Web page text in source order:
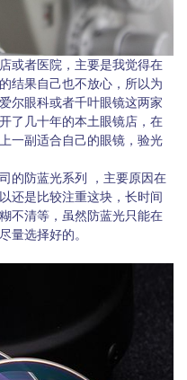
或者医院，主要是我觉得在
结果自己也不放心，所以为
尔眼科或者千叶眼镜这两家
了几十年的本土眼镜店，在
一副适合自己的眼镜，验光
的防蓝光系列 ，主要原因在
还是比较注重这块，长时间
不清等，虽然防蓝光只能在
量选择好的。